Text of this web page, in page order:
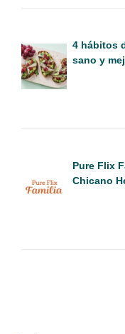
4 hábitos
sano y
Pure Flix
Chicano